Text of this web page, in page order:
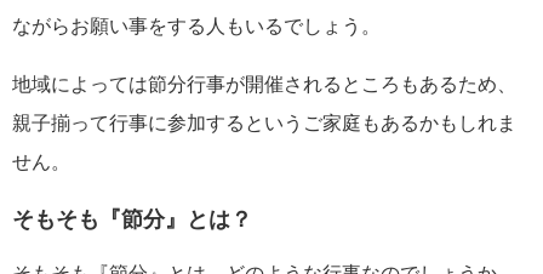
ながらお願い事をする人もいるでしょう。
地域によっては節分行事が開催されるところもあるため、
親子揃って行事に参加するというご家庭もあるかもしれま
せん。
そもそも『節分』とは？